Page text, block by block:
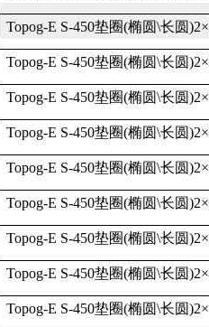
Topog-E S-450垫圈(椭圆\长圆)2×
Topog-E S-450垫圈(椭圆\长圆)2×
Topog-E S-450垫圈(椭圆\长圆)2×
Topog-E S-450垫圈(椭圆\长圆)2×
Topog-E S-450垫圈(椭圆\长圆)2×
Topog-E S-450垫圈(椭圆\长圆)2×
Topog-E S-450垫圈(椭圆\长圆)2×
Topog-E S-450垫圈(椭圆\长圆)2×
Topog-E S-450垫圈(椭圆\长圆)2×